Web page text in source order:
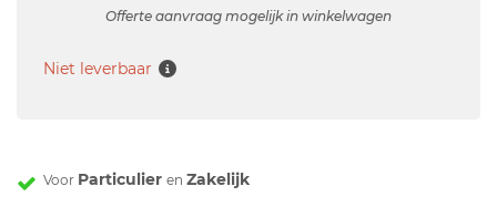
Offerte aanvraag mogelijk in winkelwagen
Niet leverbaar
Voor Particulier en Zakelijk